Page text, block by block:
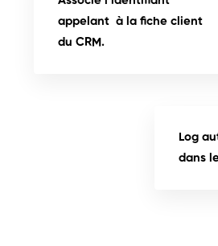
appelant à la fiche client
du CRM.
Log
dans